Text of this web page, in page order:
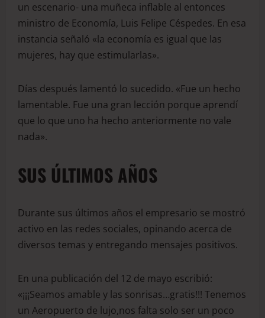
un escenario- una muñeca inflable al entonces
ministro de Economía, Luis Felipe Céspedes. En esa
instancia señaló «la economía es igual que las
mujeres, hay que estimularlas».
Días después lamentó lo sucedido. «Fue un hecho
lamentable. Fue una gran lección porque aprendí
que lo que uno ha hecho anteriormente no vale
nada».
SUS ÚLTIMOS AÑOS
Durante sus últimos años el empresario se mostró
activo en las redes sociales, opinando acerca de
diversos temas y entregando mensajes positivos.
En una publicación del 12 de mayo escribió:
«¡¡¡Seamos amable y las sonrisas…gratis!!! Tenemos
un Aeropuerto de lujo,nos falta solo ser un poco